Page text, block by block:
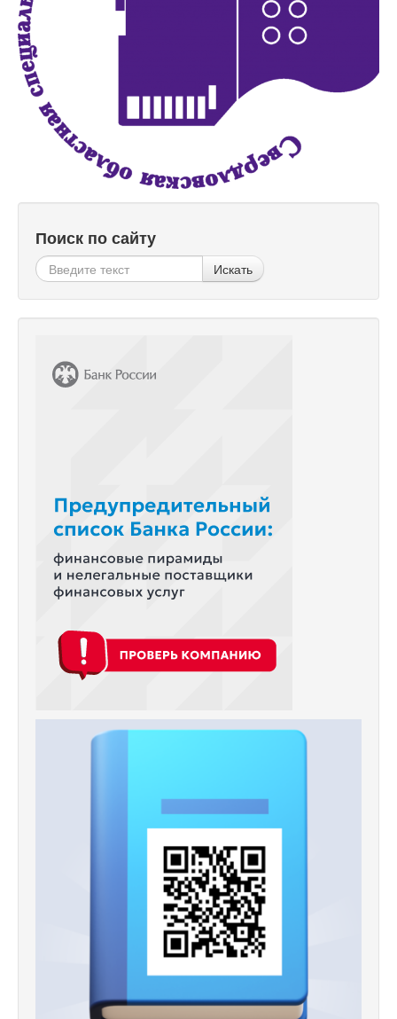
Поиск по сайту
Искать